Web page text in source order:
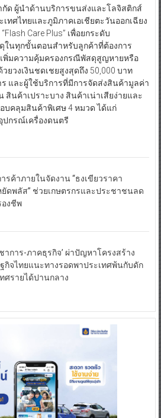
กัด ผู้นำด้านบริการขนส่งและโลจิสติกส์
ทศไทยและภูมิภาคเอเชียตะวันออกเฉียง
Care Plus” เพื่อยกระดับ
ในทุกขั้นตอนสำหรับลูกค้าที่ต้องการ
พิ่มความคุ้มครองกรณีพัสดุสูญหายหรือ
ยวงเงินชดเชยสูงสุดถึง 50,000 บาท
และผู้ใช้บริการที่มีการจัดส่งสินค้ามูลค่า
สินค้าเปราะบาง สินค้าเน่าเสียง่ายและ
บคลุมสินค้าพิเศษ 4 หมวด ได้แก่
ปกรณ์เครื่องดนตรี
รค้าภายในจัดงาน “ธงเขียวราคา
ดพลัส” ช่วยเกษตรกรและประชาชนลด
องชีพ
าการ-ภาคธุรกิจ’ ผ่าปัญหาโครงสร้าง
กิจไทยแนะทางรอดพาประเทศพ้นกับดัก
ศรายได้ปานกลาง